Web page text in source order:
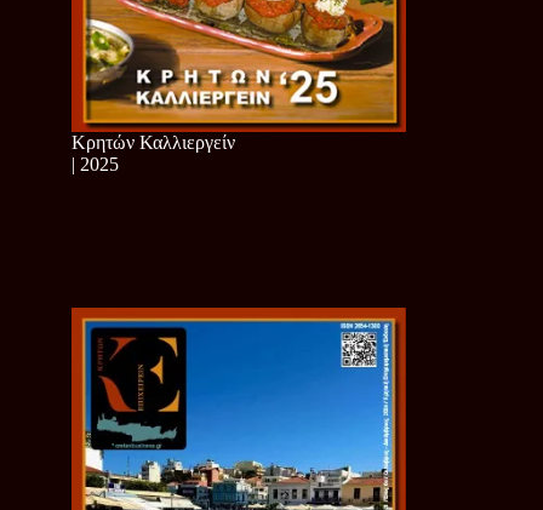
Κρητών Καλλιεργείν
| 2025